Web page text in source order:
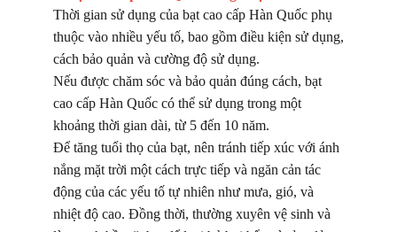
Thời gian sử dụng của bạt cao cấp Hàn Quốc phụ
thuộc vào nhiều yếu tố, bao gồm điều kiện sử dụng,
cách bảo quản và cường độ sử dụng.
Nếu được chăm sóc và bảo quản đúng cách, bạt
cao cấp Hàn Quốc có thể sử dụng trong một
khoảng thời gian dài, từ 5 đến 10 năm.
Để tăng tuổi thọ của bạt, nên tránh tiếp xúc với ánh
nắng mặt trời một cách trực tiếp và ngăn cản tác
động của các yếu tố tự nhiên như mưa, gió, và
nhiệt độ cao. Đồng thời, thường xuyên vệ sinh và